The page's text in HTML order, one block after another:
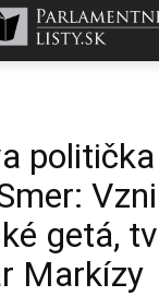
getá,
Markízy